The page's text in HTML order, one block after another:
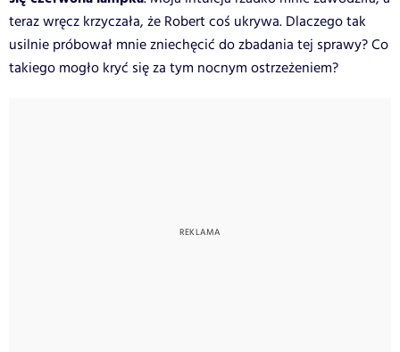
teraz wręcz krzyczała, że Robert coś ukrywa. Dlaczego tak
usilnie próbował mnie zniechęcić do zbadania tej sprawy? Co
takiego mogło kryć się za tym nocnym ostrzeżeniem?